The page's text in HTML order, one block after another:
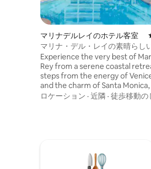
マリナデルレイのホテル客室
マリナ・デル・レイの素晴らし
＋レストラン＆プール
Experience the very best of
Rey from a serene coastal
steps from the energy of
and the charm of Santa
effortless access to Los
iconic experiences. Imagine
relaxed coastal elegance.
beauty of coastal LA and
ロケーション · 近隣 · 徒歩移動の